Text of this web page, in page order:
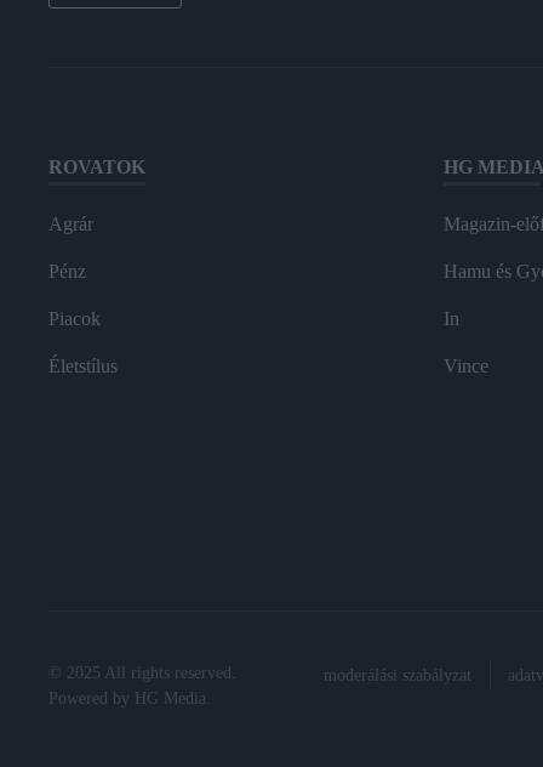
ROVATOK
Agrár
Pénz
Piacok
Életstílus
HG MEDIA
Magazin-
Hamu és
In
Vince
© 2025 All rights reserved.
Powered by
HG Media.
moderálási szabályzat